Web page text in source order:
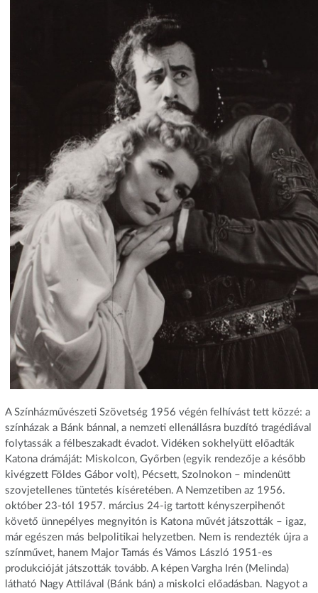
A Színházművészeti Szövetség 1956 végén felhívást tett közzé: a
színházak a Bánk bánnal, a nemzeti ellenállásra buzdító tragédiával
folytassák a félbeszakadt évadot. Vidéken sokhelyütt előadták
Katona drámáját: Miskolcon, Győrben (egyik rendezője a később
kivégzett Földes Gábor volt), Pécsett, Szolnokon – mindenütt
szovjetellenes tüntetés kíséretében. A Nemzetiben az 1956.
október 23-tól 1957. március 24-ig tartott kényszerpihenőt
követő ünnepélyes megnyitón is Katona művét játszották – igaz,
már egészen más belpolitikai helyzetben. Nem is rendezték újra a
színművet, hanem Major Tamás és Vámos László 1951-es
produkcióját játszották tovább. A képen Vargha Irén (Melinda)
látható Nagy Attilával (Bánk bán) a miskolci előadásban. Nagyot a